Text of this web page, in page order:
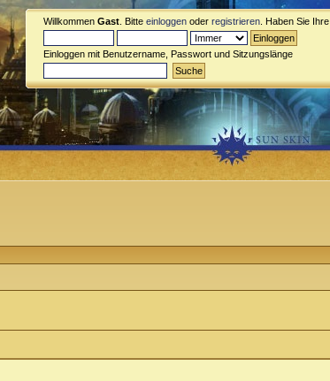
Willkommen Gast . Bitte einloggen oder registrieren . Haben Sie Ihre
Einloggen mit Benutzername, Passwort und Sitzungslänge